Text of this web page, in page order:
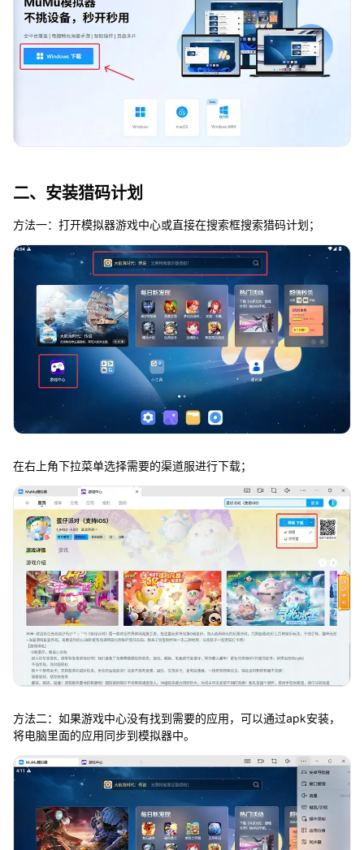
二、安装猎码计划
方法一：打开模拟器游戏中心或直接在搜索框搜索猎码计划；
在右上角下拉菜单选择需要的渠道服进行下载；
方法二：如果游戏中心没有找到需要的应用，可以通过apk安装，
将电脑里面的应用同步到模拟器中。